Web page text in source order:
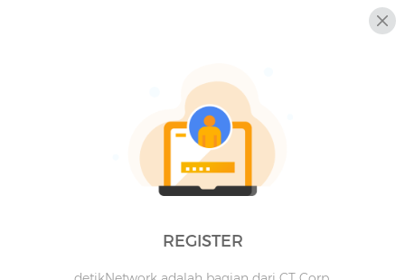
REGISTER